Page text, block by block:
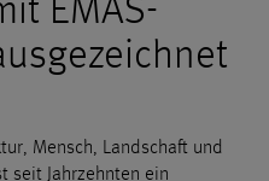
Mensch, Landschaft und
seit Jahrzehnten ein